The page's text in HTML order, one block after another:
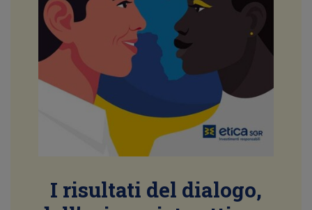
I risultati del dialogo,